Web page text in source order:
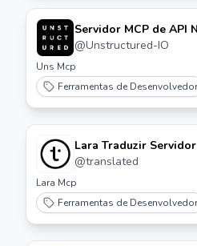
Servidor MCP de API
@Unstructured-IO
Uns Mcp
Ferramentas de Desenvolvedor
Lara Traduzir
@translated
Lara Mcp
Ferramentas de Desenvolvedor